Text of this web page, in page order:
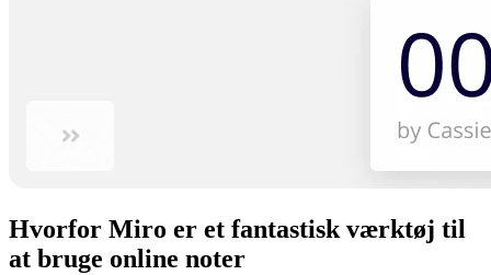
Hvorfor Miro er et fantastisk værktøj til
at bruge online noter